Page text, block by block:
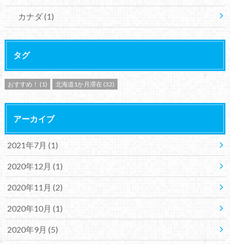
カナダ(1)
タグ
おすすめ！ (1) 北海道1か月滞在 (32)
アーカイブ
2021年7月 (1)
2020年12月 (1)
2020年11月 (2)
2020年10月 (1)
2020年9月 (5)